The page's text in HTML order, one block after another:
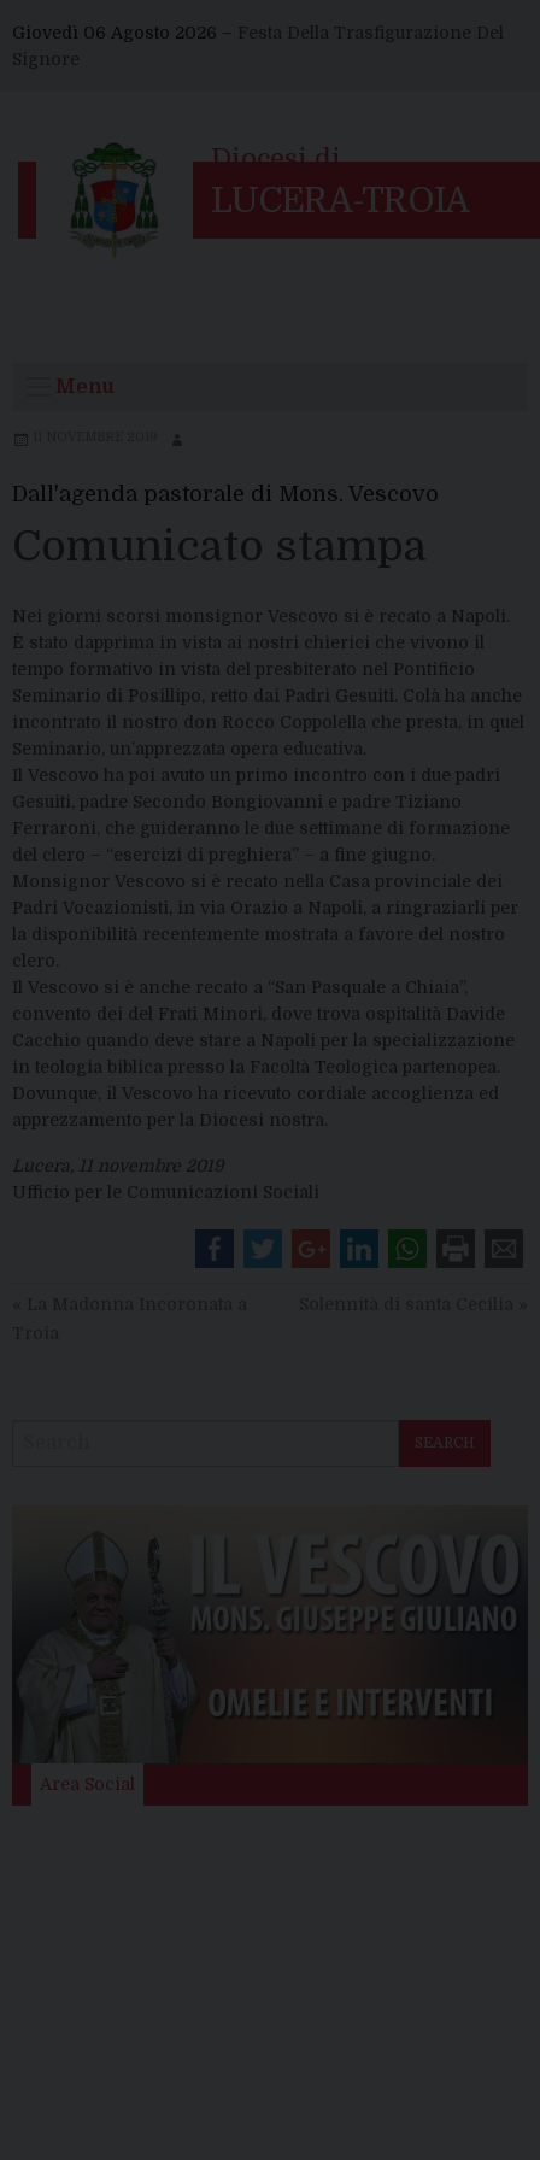
to
content
Giovedì 06 Agosto 2026 – Festa Della Trasfigurazione Del
Signore
Menu
Dall'agenda pastorale di Mons. Vescovo
Comunicato stampa
Nei giorni scorsi monsignor Vescovo si è recato a Napoli.
È stato dapprima in vista ai nostri chierici che vivono il
tempo formativo in vista del presbiterato nel Pontificio
Seminario di Posillipo, retto dai Padri Gesuiti. Colà ha anche
incontrato il nostro don Rocco Coppolella che presta, in quel
Seminario, un’apprezzata opera educativa.
Il Vescovo ha poi avuto un primo incontro con i due padri
Gesuiti, padre Secondo Bongiovanni e padre Tiziano
Ferraroni, che guideranno le due settimane di formazione
del clero – “esercizi di preghiera” – a fine giugno.
Monsignor Vescovo si è recato nella Casa provinciale dei
Padri Vocazionisti, in via Orazio a Napoli, a ringraziarli per
la disponibilità recentemente mostrata a favore del nostro
clero.
Il Vescovo si è anche recato a “San Pasquale a Chiaia”,
convento dei del Frati Minori, dove trova ospitalità Davide
Cacchio quando deve stare a Napoli per la specializzazione
in teologia biblica presso la Facoltà Teologica partenopea.
Dovunque, il Vescovo ha ricevuto cordiale accoglienza ed
apprezzamento per la Diocesi nostra.
Lucera, 11 novembre 2019
Ufficio per le Comunicazioni Sociali
SEARCH
Area Social